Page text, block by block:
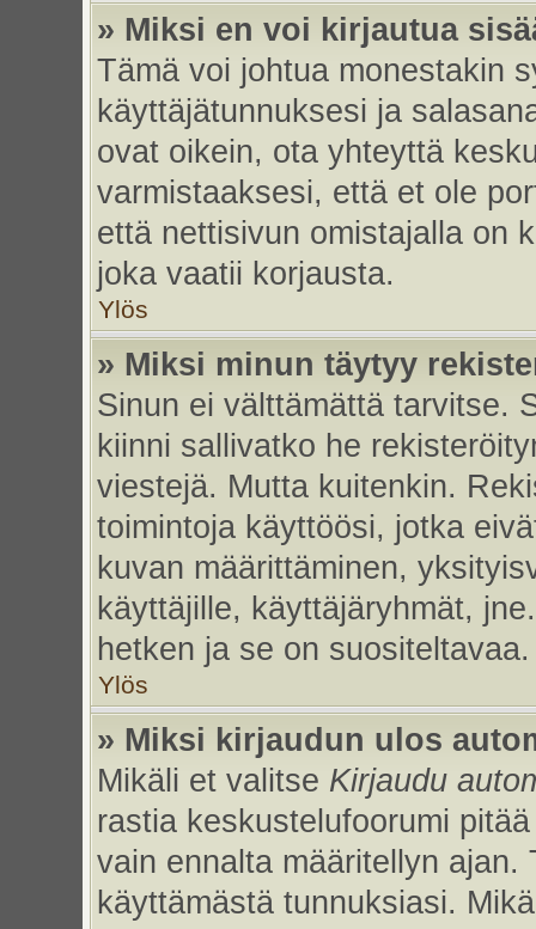
» Miksi en voi kirjautua
Tämä voi johtua monestakin
käyttäjätunnuksesi ja
ovat oikein, ota yhteyttä
varmistaaksesi, että et ole
että nettisivun omistajalla on
joka vaatii korjausta.
Ylös
» Miksi minun täytyy
Sinun ei välttämättä tarvitse.
kiinni sallivatko he
viestejä. Mutta kuitenkin.
toimintoja käyttöösi, jotka
kuvan määrittäminen,
käyttäjille, käyttäjäryhmät,
hetken ja se on suositeltavaa.
Ylös
» Miksi kirjaudun ulos
Mikäli et valitse Kirjaudu
rastia keskustelufoorumi
vain ennalta määritellyn
käyttämästä tunnuksiasi.